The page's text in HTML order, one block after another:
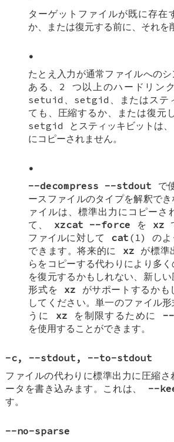
ターゲットファイルが既に存在
か、または復元する前に、それを
•
たとえ入力が通常ファイルへの
ある、2 つ以上のハードリン
setuid、setgid、またはステ
ても、圧縮するか、または復
setgid とスティッキビットは、
にコピーされません。
•
--decompress --stdout で
ースファイルのタイプを解釈で
ァイルは、標準出力にコピーさ
て、 xzcat --force を xz
ファイルに対して cat (1) のよ
できます。将来的に xz が標準
らをコピーする代わりにより多
を復元するかもしれない、新し
形式を xz がサポートするかも
してください。単一のファイル
うに xz を制限するために --
を使用することができます。
-c, --stdout , --to-stdout
ファイルの代わりに標準出力に圧縮
ータを書き込みます。これは、 --
す。
--no-sparse